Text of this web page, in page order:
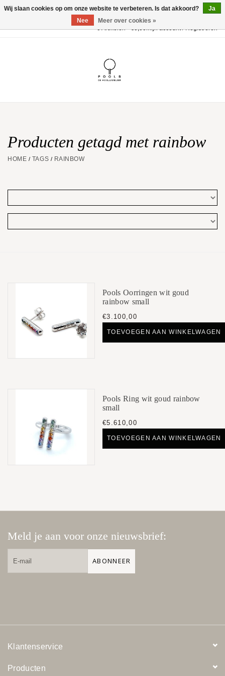
0 Artikelen - €0,00Mijn account / Registreren
Huwelijk
Aanbiedingen
Producten getagd met rainbow
HOME / TAGS / RAINBOW
Pools Oorringen wit goud
rainbow small
€3.100,00
TOEVOEGEN AAN WINKELWAGEN
Pools Ring wit goud rainbow
small
€5.610,00
TOEVOEGEN AAN WINKELWAGEN
Meld je aan voor onze nieuwsbrief:
ABONNEER
Klantenservice
Producten
Wij slaan cookies op om onze website te verbeteren. Is dat akkoord?
Ja
Nee
Meer over cookies »